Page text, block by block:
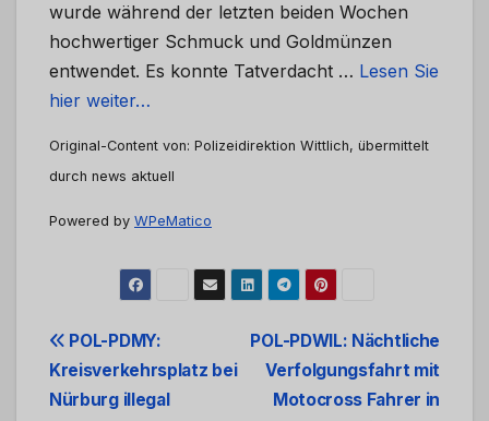
wurde während der letzten beiden Wochen
hochwertiger Schmuck und Goldmünzen
entwendet. Es konnte Tatverdacht … Lesen Sie
hier weiter…
Original-Content von: Polizeidirektion Wittlich, übermittelt
durch news aktuell
Powered by WPeMatico
Beitrags-
Navigation
POL-PDWIL: Nächtliche
Verfolgungsfahrt mit
Motocross Fahrer in
POL-PDMY:
Kreisverkehrsplatz bei
Nürburg illegal